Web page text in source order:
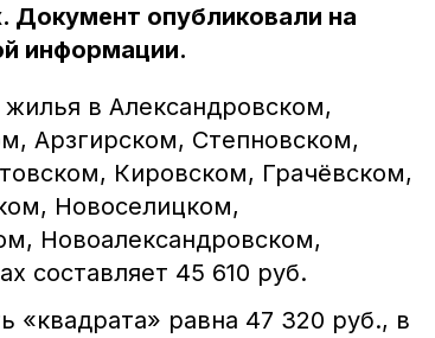
Документ опубликовали на
информации.
в Александровском,
Арзгирском, Степновском,
Кировском, Грачёвском,
Новоселицком,
Новоалександровском,
составляет 45 610 руб.
«квадрата» равна 47 320 руб., в